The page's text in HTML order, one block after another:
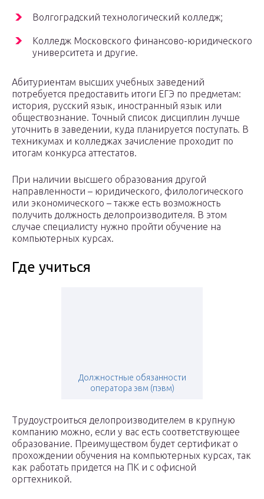
Волгоградский технологический колледж;
Колледж Московского финансово-юридического
университета и другие.
Абитуриентам высших учебных заведений
потребуется предоставить итоги ЕГЭ по предметам:
история, русский язык, иностранный язык или
обществознание. Точный список дисциплин лучше
уточнить в заведении, куда планируется поступать. В
техникумах и колледжах зачисление проходит по
итогам конкурса аттестатов.
При наличии высшего образования другой
направленности – юридического, филологического
или экономического – также есть возможность
получить должность делопроизводителя. В этом
случае специалисту нужно пройти обучение на
компьютерных курсах.
Где учиться
Должностные обязанности
оператора эвм (пэвм)
Трудоустроиться делопроизводителем в крупную
компанию можно, если у вас есть соответствующее
образование. Преимуществом будет сертификат о
прохождении обучения на компьютерных курсах, так
как работать придется на ПК и с офисной
оргтехникой.